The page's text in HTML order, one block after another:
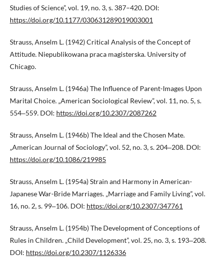
Studies of Science”, vol. 19, no. 3, s. 387–420. DOI:
https://doi.org/10.1177/030631289019003001
Strauss, Anselm L. (1942) Critical Analysis of the Concept of
Attitude. Niepublikowana praca magisterska. University of
Chicago.
Strauss, Anselm L. (1946a) The Influence of Parent-Images Upon
Marital Choice. „American Sociological Review”, vol. 11, no. 5, s.
554‒559. DOI: https://doi.org/10.2307/2087262
Strauss, Anselm L. (1946b) The Ideal and the Chosen Mate.
„American Journal of Sociology”, vol. 52, no. 3, s. 204‒208. DOI:
https://doi.org/10.1086/219985
Strauss, Anselm L. (1954a) Strain and Harmony in American-
Japanese War-Bride Marriages. „Marriage and Family Living”, vol.
16, no. 2, s. 99‒106. DOI: https://doi.org/10.2307/347761
Strauss, Anselm L. (1954b) The Development of Conceptions of
Rules in Children. „Child Development”, vol. 25, no. 3, s. 193‒208.
DOI: https://doi.org/10.2307/1126336